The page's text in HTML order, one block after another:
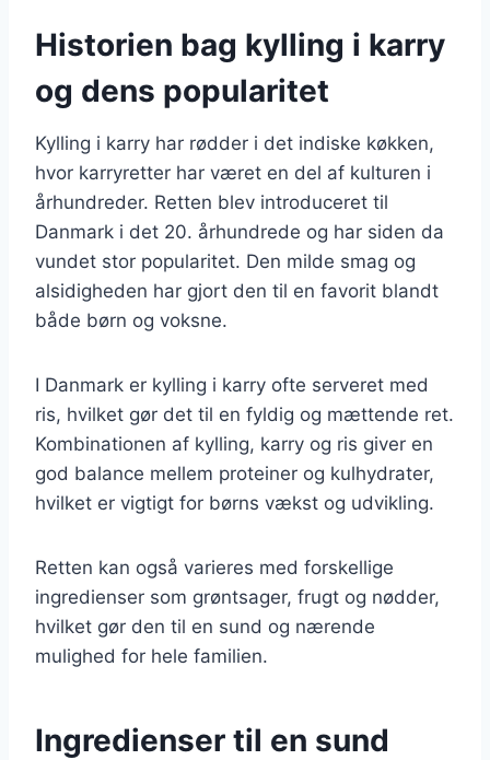
Historien bag kylling i karry
og dens popularitet
Kylling i karry har rødder i det indiske køkken,
hvor karryretter har været en del af kulturen i
århundreder. Retten blev introduceret til
Danmark i det 20. århundrede og har siden da
vundet stor popularitet. Den milde smag og
alsidigheden har gjort den til en favorit blandt
både børn og voksne.
I Danmark er kylling i karry ofte serveret med
ris, hvilket gør det til en fyldig og mættende ret.
Kombinationen af kylling, karry og ris giver en
god balance mellem proteiner og kulhydrater,
hvilket er vigtigt for børns vækst og udvikling.
Retten kan også varieres med forskellige
ingredienser som grøntsager, frugt og nødder,
hvilket gør den til en sund og nærende
mulighed for hele familien.
Ingredienser til en sund